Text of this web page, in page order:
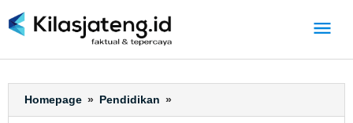
ke
Homepage » Pendidikan »
dan